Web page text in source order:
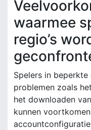
waarmee
regio’s
Spelers in beperkte
problemen zoals
het downloaden
kunnen